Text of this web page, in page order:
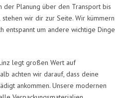
der Planung über den Transport bis
wir dir zur Seite. Wir kümmern
entspannt um andere wichtige Dinge
legt großen Wert auf
achten wir darauf, dass deine
ankommen. Unsere modernen